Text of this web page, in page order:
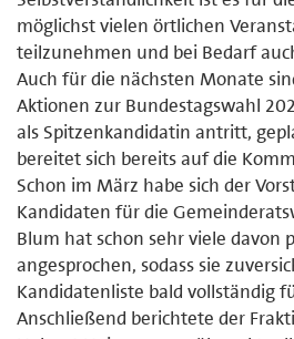
möglichst vielen örtlichen
teilzunehmen und bei Bedarf
Auch für die nächsten Monate
Aktionen zur Bundestagswahl
als Spitzenkandidatin antritt,
bereitet sich bereits auf die
Schon im März habe sich der
Kandidaten für die
Blum hat schon sehr viele davon
angesprochen, sodass sie
Kandidatenliste bald vollständig
Anschließend berichtete der